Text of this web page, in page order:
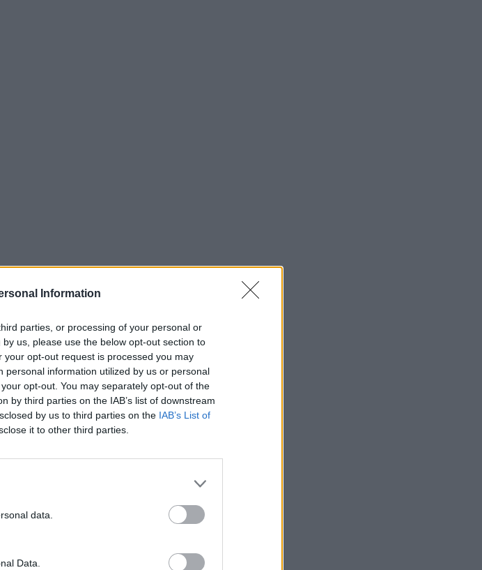
Information
parties, or processing of your personal or
us, please use the below opt-out section to
opt-out request is processed you may
information utilized by us or personal
opt-out. You may separately opt-out of the
by third parties on the IAB’s list of downstream
by us to third parties on the IAB’s List of
it to other third parties.
data.
Data.